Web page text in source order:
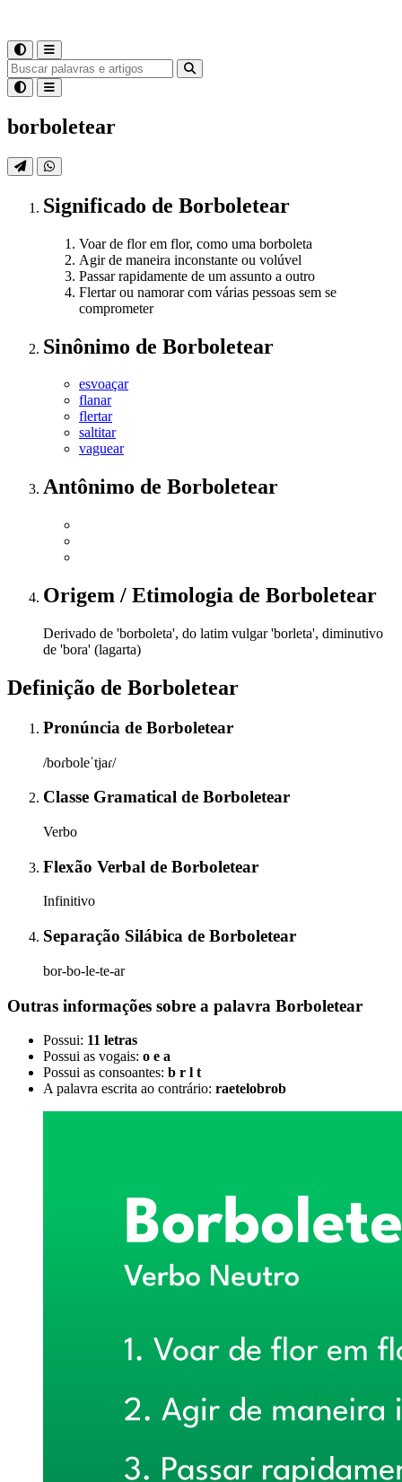
borboletear
Significado de Borboletear
Voar de flor em flor, como uma borboleta
Agir de maneira inconstante ou volúvel
Passar rapidamente de um assunto a outro
Flertar ou namorar com várias pessoas sem se
comprometer
Sinônimo de Borboletear
esvoaçar
flanar
flertar
saltitar
vaguear
Antônimo de Borboletear
Origem / Etimologia de Borboletear
Derivado de 'borboleta', do latim vulgar 'borleta', diminutivo
de 'bora' (lagarta)
Definição de Borboletear
Pronúncia de Borboletear
/boɾboleˈtjaɾ/
Classe Gramatical de Borboletear
Verbo
Flexão Verbal de Borboletear
Infinitivo
Separação Silábica de Borboletear
bor-bo-le-te-ar
Outras informações sobre a palavra Borboletear
Possui: 11 letras
Possui as vogais: o e a
Possui as consoantes: b r l t
A palavra escrita ao contrário: raetelobrob